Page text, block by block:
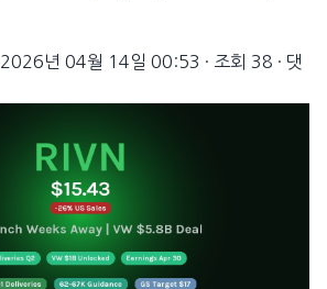
2026년 04월 14일 00:53 · 조회 38 · 댓